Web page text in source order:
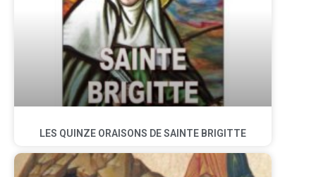
LES QUINZE ORAISONS DE SAINTE BRIGITTE